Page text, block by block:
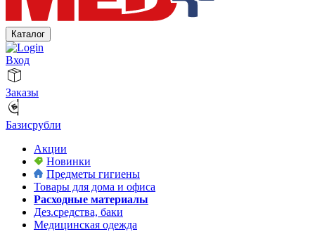
Каталог
Вход
Заказы
Базисрубли
Акции
Новинки
Предметы гигиены
Товары для дома и офиса
Расходные материалы
Дез.средства, баки
Медицинская одежда